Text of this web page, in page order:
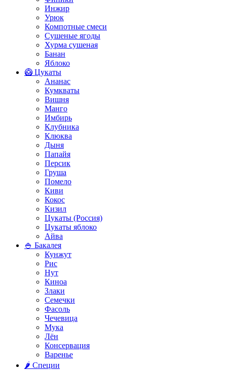
Инжир
Урюк
Компотные смеси
Сушеные ягоды
Хурма сушеная
Банан
Яблоко
🥝 Цукаты
Ананас
Кумкваты
Вишня
Манго
Имбирь
Клубника
Клюква
Дыня
Папайя
Персик
Груша
Помело
Киви
Кокос
Кизил
Цукаты (Россия)
Цукаты яблоко
Айва
🍚 Бакалея
Кунжут
Рис
Нут
Киноа
Злаки
Семечки
Фасоль
Чечевица
Мука
Лён
Консервация
Варенье
🌶️ Специи